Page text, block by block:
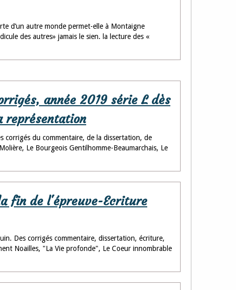
d’un autre monde permet-elle à Montaigne
des autres» jamais le sien. la lecture des «
année 2019 série L dès
représentation
corrigés du commentaire, de la dissertation, de
Le Bourgeois Gentilhomme-Beaumarchais, Le
fin de l'épreuve-Ecriture
Des corrigés commentaire, dissertation, écriture,
Noailles, "La Vie profonde", Le Coeur innombrable